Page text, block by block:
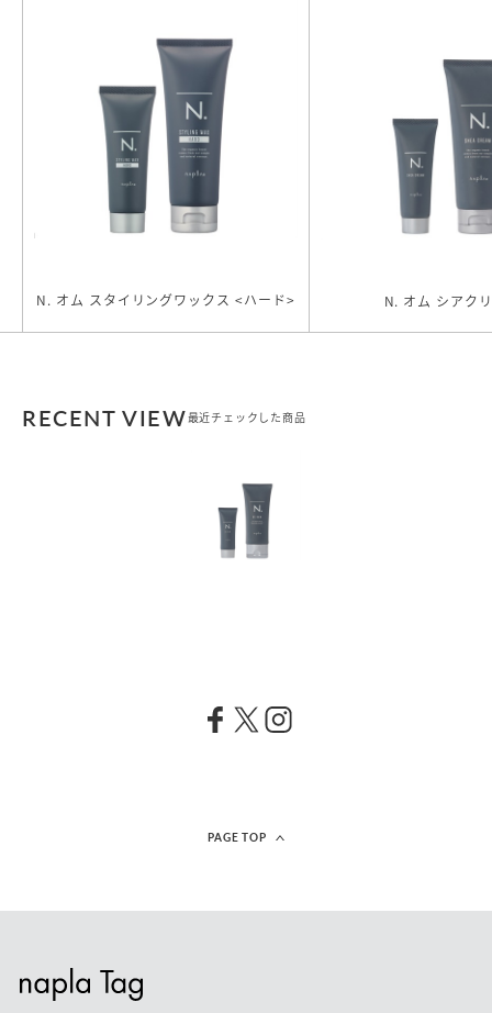
N. オム スタイリングワックス <ハード> N. オム シアク
RECENT VIEW最近チェックした商品
PAGE TOP